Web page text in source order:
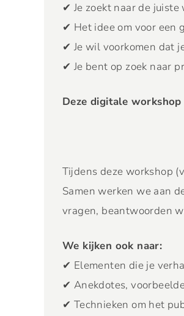
✔ Je zoekt naar de
✔ Het idee om voor een
✔ Je wil voorkomen dat
✔ Je bent op zoek naar
Deze digitale
Tijdens deze workshop
Samen werken we aan
vragen, beantwoorden
We kijken ook naar:
✔ Elementen die je
✔ Anekdotes,
✔ Technieken om het